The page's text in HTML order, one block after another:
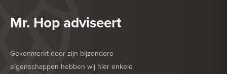
Mr. Hop adviseert
Gekenmerkt door zijn bijzondere
eigenschappen hebben wij hier enkele